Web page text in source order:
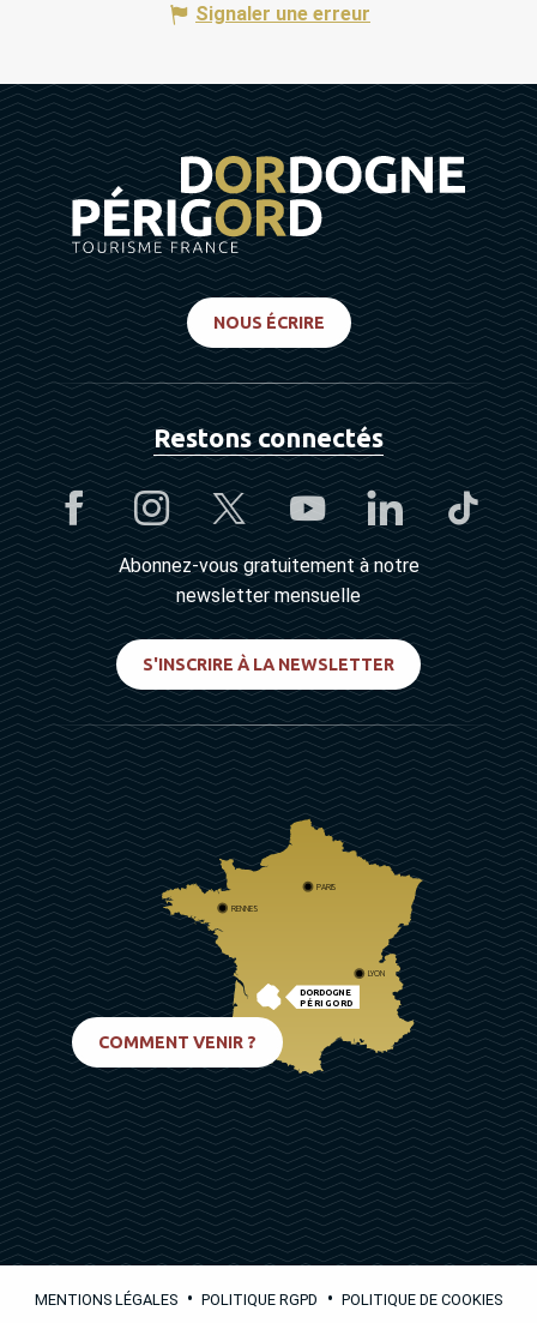
Signaler une erreur
NOUS ÉCRIRE
Restons connectés
Abonnez-vous gratuitement à notre
newsletter mensuelle
S'INSCRIRE À LA NEWSLETTER
DORDOGNE
PÉRIGORD
PARIS
RENNES
LYON
COMMENT VENIR ?
MENTIONS LÉGALES • POLITIQUE RGPD • POLITIQUE DE COOKIES